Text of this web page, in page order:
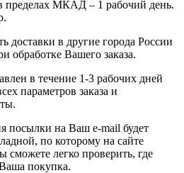
пределах МКАД – 1 рабочий день.
доставки в другие города России
обработке Вашего заказа.
в течение 1-3 рабочих дней
параметров заказа и
посылки на Ваш e-mail будет
по которому на сайте
сможете легко проверить, где
покупка.